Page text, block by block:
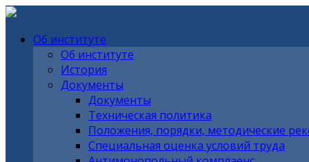
Об институте
Об институте
История
Документы
Документы
Техническая политика
Положения, порядки, методические
Специальная оценка условий труда